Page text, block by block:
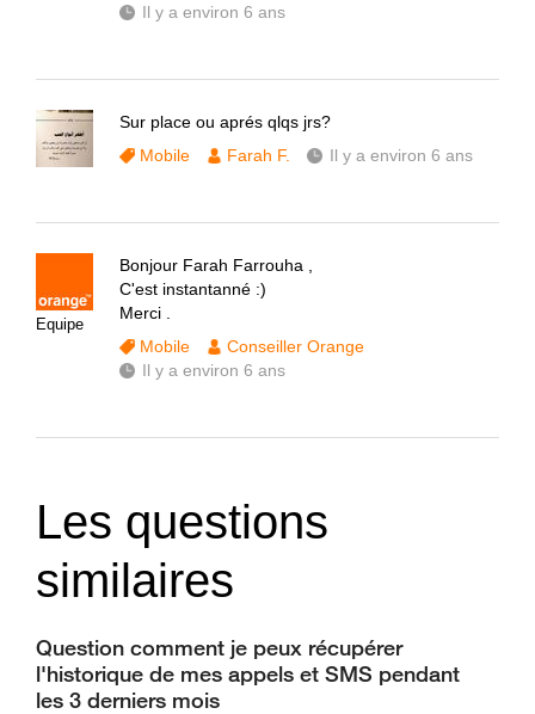
Il y a environ 6 ans
Sur place ou aprés qlqs jrs?
Mobile
Farah F. Il y a environ 6 ans
Equipe
Bonjour Farah Farrouha ,
C'est instantanné :)
Merci .
Mobile
Conseiller Orange
Il y a environ 6 ans
Les questions
similaires
Question comment je peux récupérer
l'historique de mes appels et SMS pendant
les 3 derniers mois